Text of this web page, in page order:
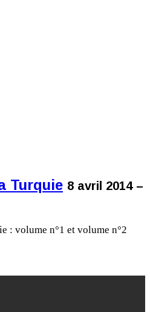
Turquie 8 avril 2014 –
: volume n°1 et volume n°2